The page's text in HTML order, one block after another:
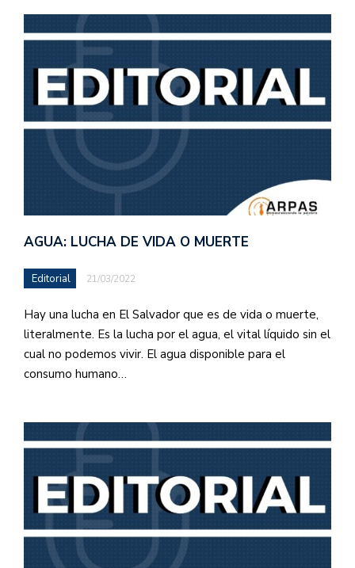
AGUA: LUCHA DE VIDA O MUERTE
Editorial 21/03/2022
Hay una lucha en El Salvador que es de vida o muerte,
literalmente. Es la lucha por el agua, el vital líquido sin el
cual no podemos vivir. El agua disponible para el
consumo humano…